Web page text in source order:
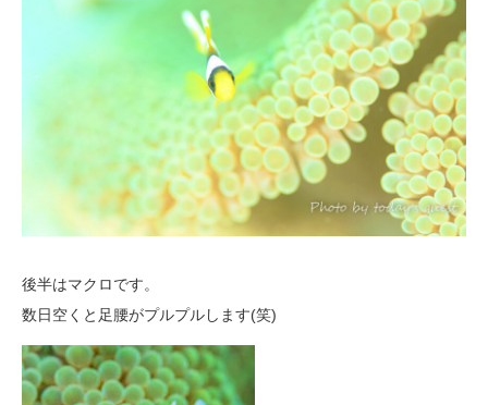
後半はマクロです。
数日空くと足腰がプルプルします(笑)